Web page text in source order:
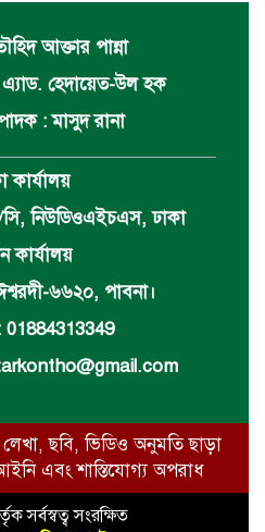
আক্তার পান্না
এ্যাড. হেদায়েত-উল হক
: মাসুদ রানা
কার্যালয়
নিউডিওএইচএস, ঢাকা
কার্যালয়
৬৬২০, পাবনা।
ছবি, ভিডিও অনুমতি ছাড়া
এবং শাস্তিযোগ্য অপরাধ
সর্বস্বত্ব সংরক্ষিত